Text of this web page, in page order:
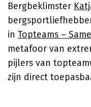
Bergbeklimster
in Topteams –
metafoor van
pijlers van
zijn direct